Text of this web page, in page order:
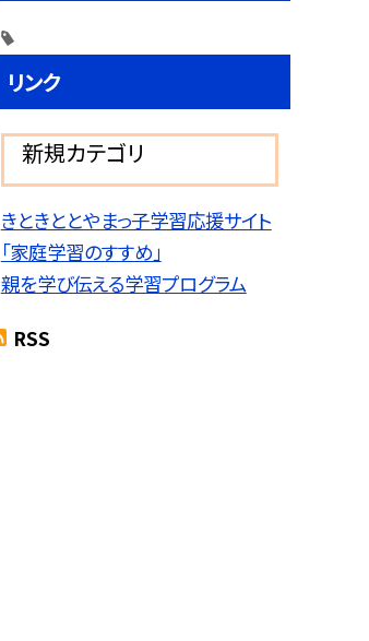
リンク
新規カテゴリ
きときととやまっ子学習応援サイト
「家庭学習のすすめ」
親を学び伝える学習プログラム
RSS